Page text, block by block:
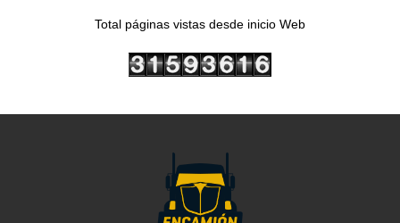
Total páginas vistas desde inicio Web